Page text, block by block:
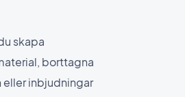
skapa
borttagna
eller inbjudningar